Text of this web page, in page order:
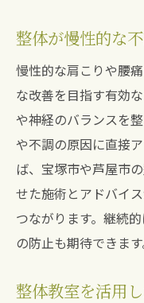
整体資格取
整体の知識
肩こりや腰痛改
整体で肩こ
整体の施術
整体教室で
慢性痛に強
整体教室で
整体が慢性的な
慢性的な肩こりや腰
な改善を目指す有効
や神経のバランスを
や不調の原因に直接
ば、宝塚市や芦屋市
せた施術とアドバイ
つながります。継続
の防止も期待できます
整体教室を活用